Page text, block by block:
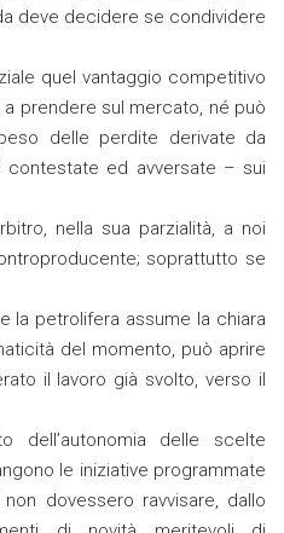
deve decidere se condividere
quel vantaggio competitivo
prendere sul mercato, né può
delle perdite derivate da
ed avversate – sui
nella sua parzialità, a noi
soprattutto se
la petrolifera assume la chiara
del momento, può aprire
il lavoro già svolto, verso il
dell’autonomia delle scelte
le iniziative programmate
dovessero ravvisare, dallo